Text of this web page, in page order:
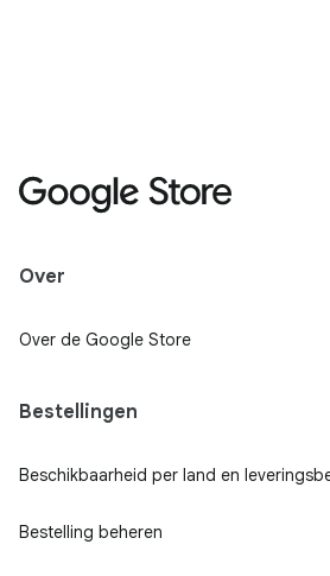
Over
Over de Google Store
Bestellingen
Beschikbaarheid per land en
Bestelling beheren